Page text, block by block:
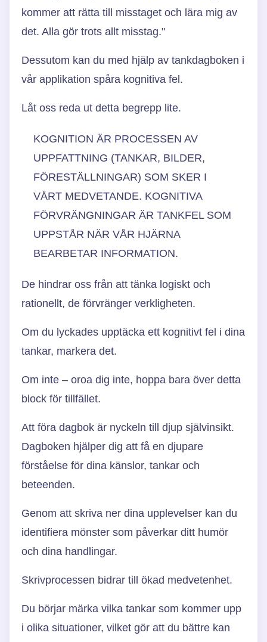
kommer att rätta till misstaget och lära mig av
det. Alla gör trots allt misstag."
Dessutom kan du med hjälp av tankdagboken i
vår applikation spåra kognitiva fel.
Låt oss reda ut detta begrepp lite.
KOGNITION ÄR PROCESSEN AV
UPPFATTNING (TANKAR, BILDER,
FÖRESTÄLLNINGAR) SOM SKER I
VÅRT MEDVETANDE. KOGNITIVA
FÖRVRÄNGNINGAR ÄR TANKFEL SOM
UPPSTÅR NÄR VÅR HJÄRNA
BEARBETAR INFORMATION.
De hindrar oss från att tänka logiskt och
rationellt, de förvränger verkligheten.
Om du lyckades upptäcka ett kognitivt fel i dina
tankar, markera det.
Om inte – oroa dig inte, hoppa bara över detta
block för tillfället.
Att föra dagbok är nyckeln till djup självinsikt.
Dagboken hjälper dig att få en djupare
förståelse för dina känslor, tankar och
beteenden.
Genom att skriva ner dina upplevelser kan du
identifiera mönster som påverkar ditt humör
och dina handlingar.
Skrivprocessen bidrar till ökad medvetenhet.
Du börjar märka vilka tankar som kommer upp
i olika situationer, vilket gör att du bättre kan